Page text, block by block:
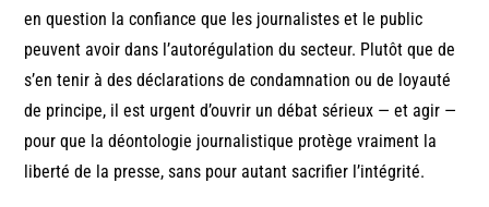
en question la confiance que les journalistes et le public
peuvent avoir dans l’autorégulation du secteur. Plutôt que de
s’en tenir à des déclarations de condamnation ou de loyauté
de principe, il est urgent d’ouvrir un débat sérieux — et agir —
pour que la déontologie journalistique protège vraiment la
liberté de la presse, sans pour autant sacrifier l’intégrité.